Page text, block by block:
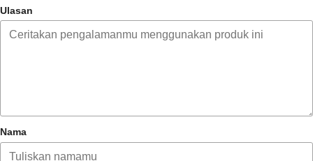
Ulasan
Nama